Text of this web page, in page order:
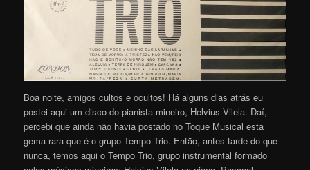
Boa noite, amigos cultos e ocultos! Há alguns dias atrás eu
postei aqui um disco do pianista mineiro, Helvius Vilela. Daí,
percebi que ainda não havia postado no Toque Musical esta
gema rara que é o grupo Tempo Trio. Então, antes tarde do que
nunca, temos aqui o Tempo Trio, grupo instrumental formado